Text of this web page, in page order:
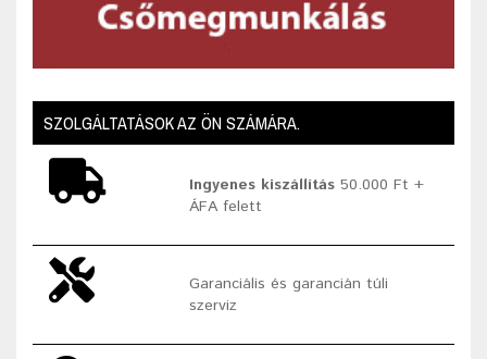
SZOLGÁLTATÁSOK AZ ÖN SZÁMÁRA.
Ingyenes kiszállítás 50.000 Ft +
ÁFA felett
Garanciális és garancián túli
szerviz